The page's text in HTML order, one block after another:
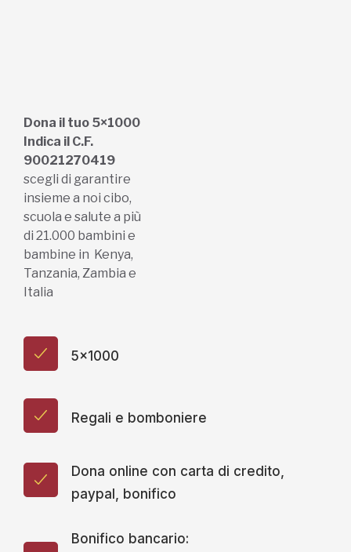
Dona il tuo 5×1000
Indica il C.F.
90021270419
scegli di garantire
insieme a noi cibo,
scuola e salute a più
di 21.000 bambini e
bambine in Kenya,
Tanzania, Zambia e
Italia
5x1000
Regali e bomboniere
Dona online con carta di credito,
paypal, bonifico
Bonifico bancario: